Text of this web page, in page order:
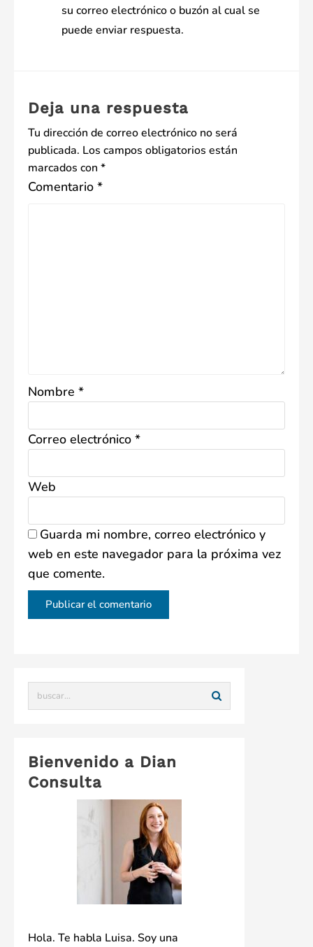
su correo electrónico o buzón al cual se
puede enviar respuesta.
Deja una respuesta
Tu dirección de correo electrónico no será
publicada. Los campos obligatorios están
marcados con *
Comentario *
Nombre *
Correo electrónico *
Web
Guarda mi nombre, correo electrónico y
web en este navegador para la próxima vez
que comente.
Bienvenido a Dian
Consulta
Hola. Te habla Luisa. Soy una